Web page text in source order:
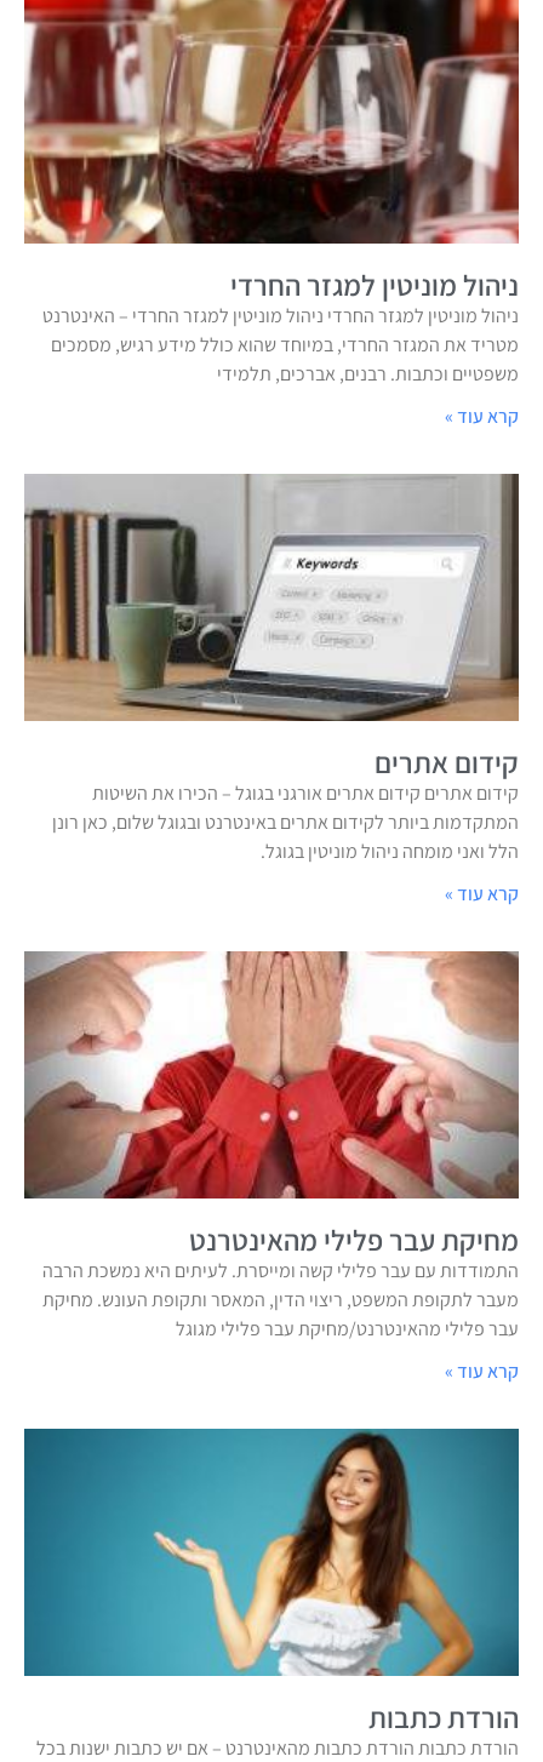
ניהול מוניטין למגזר החרדי
ניהול מוניטין למגזר החרדי ניהול מוניטין למגזר החרדי – האינטרנט
מטריד את המגזר החרדי, במיוחד שהוא כולל מידע רגיש, מסמכים
משפטיים וכתבות. רבנים, אברכים, תלמידי
קרא עוד »
קידום אתרים
קידום אתרים קידום אתרים אורגני בגוגל – הכירו את השיטות
המתקדמות ביותר לקידום אתרים באינטרנט ובגוגל שלום, כאן רונן
הלל ואני מומחה ניהול מוניטין בגוגל.
קרא עוד »
מחיקת עבר פלילי מהאינטרנט
התמודדות עם עבר פלילי קשה ומייסרת. לעיתים היא נמשכת הרבה
מעבר לתקופת המשפט, ריצוי הדין, המאסר ותקופת העונש. מחיקת
עבר פלילי מהאינטרנט/מחיקת עבר פלילי מגוגל
קרא עוד »
הורדת כתבות
הורדת כתבות הורדת כתבות מהאינטרנט – אם יש כתבות ישנות בכל